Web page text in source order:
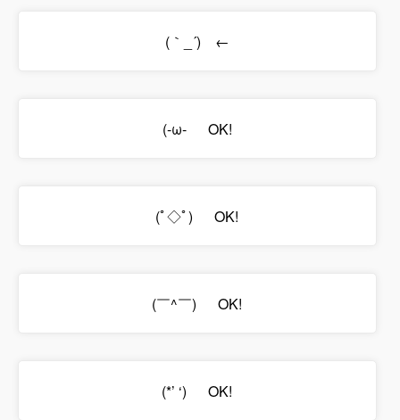
(｀_´)ゞ←
(-ω-ゞ OK!
(ﾟ◇ﾟ)ゞ OK!
(￣^￣)ゞ OK!
(*’ ‘)ゝ OK!